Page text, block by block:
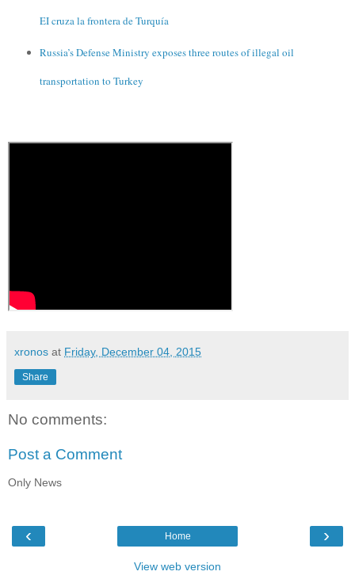
EI cruza la frontera de Turquía
Russia’s Defense Ministry exposes three routes of illegal oil
transportation to Turkey
xronos at Friday, December 04, 2015
Share
No comments:
Post a Comment
Only News
‹ ›
Home
View web version